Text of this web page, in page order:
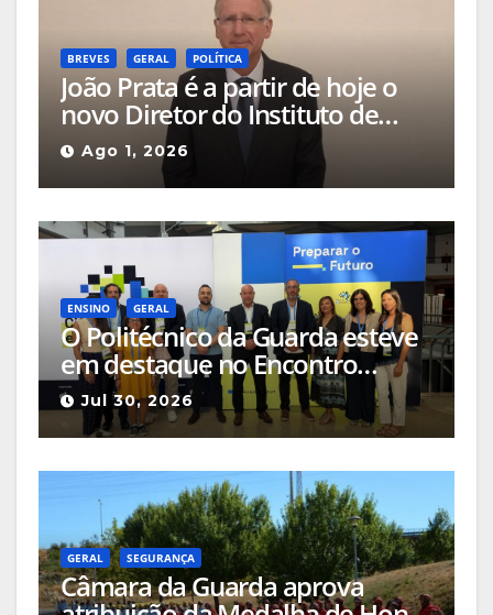
BREVES GERAL POLÍTICA
João Prata é a partir de hoje o
novo Diretor do Instituto de
Emprego e Formação
Profissional da Guarda
Ago 1, 2026
ENSINO GERAL
O Politécnico da Guarda esteve
em destaque no Encontro
Ciência e Inovação 2026 com
seleção de três sessões
científicas
Jul 30, 2026
GERAL SEGURANÇA
Câmara da Guarda aprova